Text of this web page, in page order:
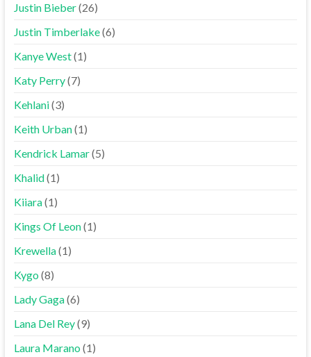
Justin Bieber(26)
Justin Timberlake(6)
Kanye West(1)
Katy Perry(7)
Kehlani(3)
Keith Urban(1)
Kendrick Lamar(5)
Khalid(1)
Kiiara(1)
Kings Of Leon(1)
Krewella(1)
Kygo(8)
Lady Gaga(6)
Lana Del Rey(9)
Laura Marano(1)